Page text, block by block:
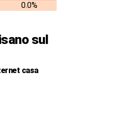
0.0%
sul
casa